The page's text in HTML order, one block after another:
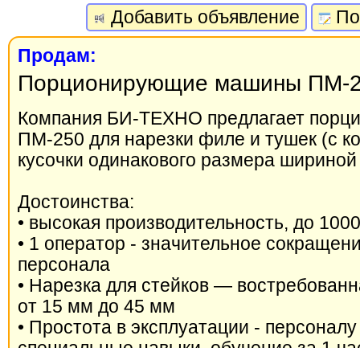
Добавить объявление
Продам:
Порционирующие машины ПМ-
Компания БИ-ТЕХНО предлагает
ПМ-250 для нарезки филе и тушек (с
кусочки одинакового размера
Достоинства:
• высокая производительность, до
• 1 оператор - значительное
персонала
• Нарезка для стейков —
от 15 мм до 45 мм
• Простота в эксплуатации -